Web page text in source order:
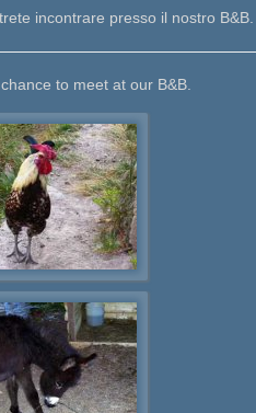
incontrare presso il nostro B&B.
to meet at our B&B.